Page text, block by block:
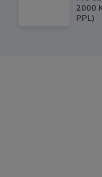
2000
PPL)